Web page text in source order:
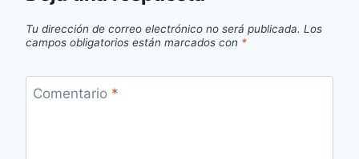
Tu dirección de correo electrónico no será publicada. Los
campos obligatorios están marcados con *
Comentario *